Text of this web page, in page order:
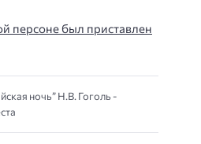
персоне был приставлен
ночь” Н.В. Гоголь -